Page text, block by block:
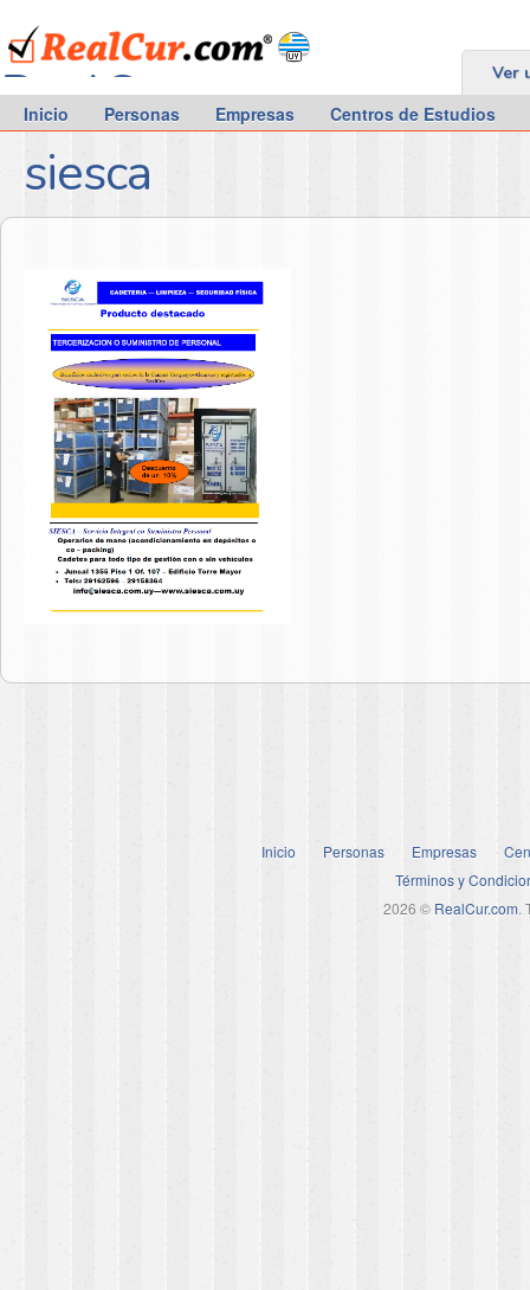
RealCur.com Ver
Inicio Personas Empresas Centros de Estudios
siesca
Inicio Personas Empresas
Términos y
2026 © RealCur.com.